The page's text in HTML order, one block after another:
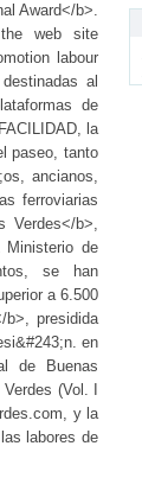
Award</b>.
the web site
labour
al
de
la
paseo, tanto
ancianos,
ferroviarias
Verdes</b>,
Ministerio de
se han
a 6.500
b>, presidida
en
de Buenas
(Vol. I
y la
labores de